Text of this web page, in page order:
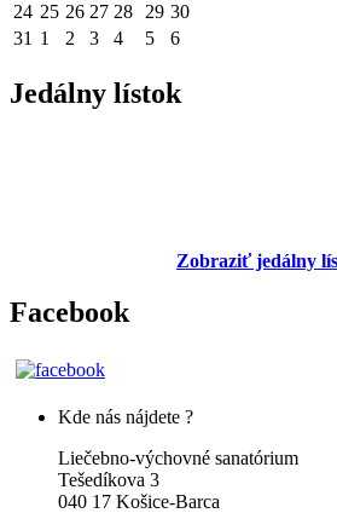
24 25 26 27 28 29 30
31 1 2 3 4 5 6
Jedálny lístok
Zobraziť jedálny
Facebook
Kde nás nájdete ?
Liečebno-výchovné sanatórium
Tešedíkova 3
040 17 Košice-Barca